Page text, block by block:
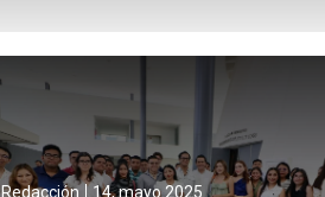
Redacción 14, mayo 2025